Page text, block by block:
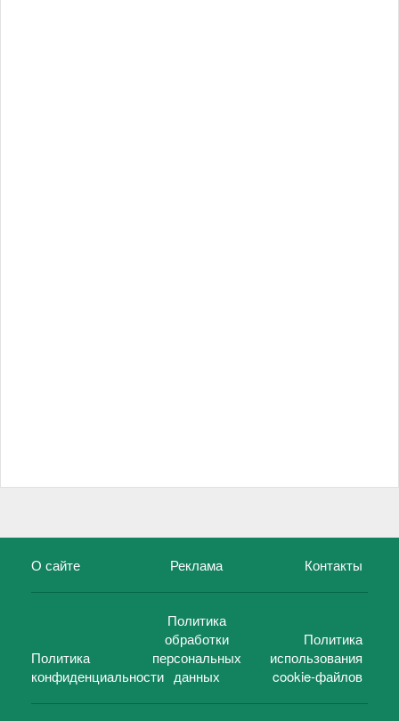
О сайте Реклама Контакты
Политика
конфиденциальности
Политика
обработки
персональных
данных
Политика
использования
cookie-файлов